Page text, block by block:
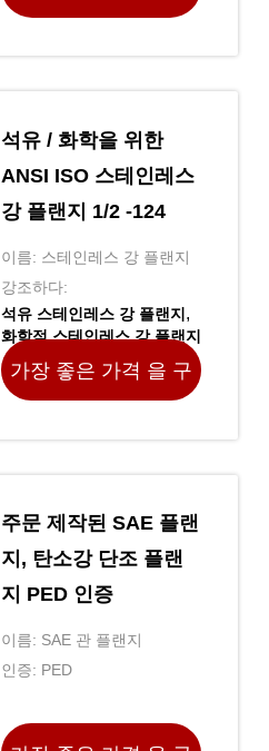
석유 / 화학을 위한
ANSI ISO 스테인레스
강 플랜지 1/2 -124
이름: 스테인레스 강 플랜지
강조하다:
석유 스테인레스 강 플랜지 ,
화학적 스테인레스 강 플랜지
, ANSI SS 플랜지
가장 좋은 가격 을 구
주문 제작된 SAE 플랜
지, 탄소강 단조 플랜
지 PED 인증
이름: SAE 관 플랜지
인증: PED